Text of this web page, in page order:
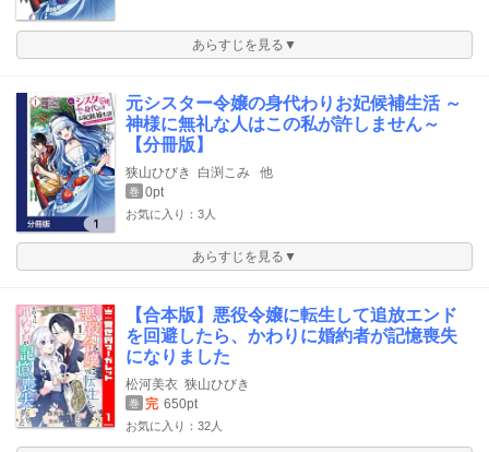
あらすじを見る▼
元シスター令嬢の身代わりお妃候補生活 ～
神様に無礼な人はこの私が許しません～
【分冊版】
狭山ひびき 白渕こみ 他
巻 0pt
お気に入り：3人
あらすじを見る▼
【合本版】悪役令嬢に転生して追放エンド
を回避したら、かわりに婚約者が記憶喪失
になりました
松河美衣 狭山ひびき
巻 完 650pt
お気に入り：32人